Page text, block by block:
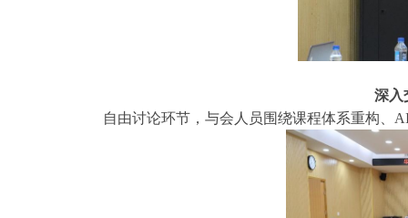
深入
自由讨论环节，与会人员围绕课程体系重构、